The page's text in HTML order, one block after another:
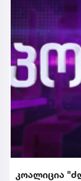
კოალიცია